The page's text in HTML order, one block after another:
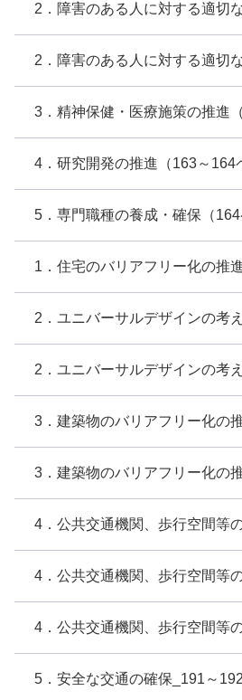
2．障害のある人に対する適切
2．障害のある人に対する適切
3．精神保健・医療施策の推進
4．研究開発の推進（163～164
5．専門職種の養成・確保（
1．住宅のバリアフリー化の推
2．ユニバーサルデザインの考
2．ユニバーサルデザインの考
3．建築物のバリアフリー化の
3．建築物のバリアフリー化の
4．公共交通機関、歩行空間等
4．公共交通機関、歩行空間等
4．公共交通機関、歩行空間等
5．安全な交通の確保_191～